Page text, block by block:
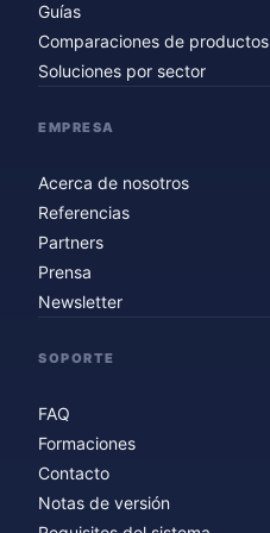
Guías
Comparaciones de productos
Soluciones por sector
EMPRESA
Acerca de nosotros
Referencias
Partners
Prensa
Newsletter
SOPORTE
FAQ
Formaciones
Contacto
Notas de versión